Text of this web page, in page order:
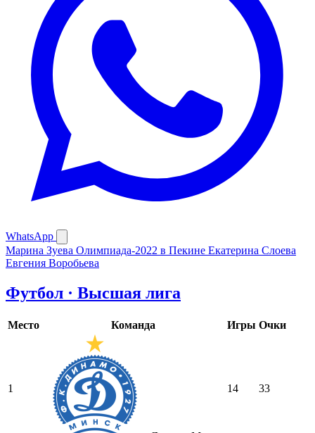
WhatsApp
Марина Зуева Олимпиада-2022 в Пекине Екатерина Слоева
Евгения Воробьева
Футбол · Высшая лига
Место Команда Игры Очки
1 14 33